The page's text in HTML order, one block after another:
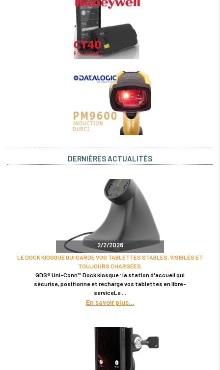
DERNIÈRES ACTUALITÉS
2/2/2026
LE DOCK KIOSQUE QUI GARDE VOS TABLETTES STABLES, VISIBLES ET
TOUJOURS CHARGÉES.
GDS® Uni-Conn™ Dock kiosque : la station d'accueil qui
sécurise, positionne et recharge vos tablettes en libre-
serviceLe
En savoir plus